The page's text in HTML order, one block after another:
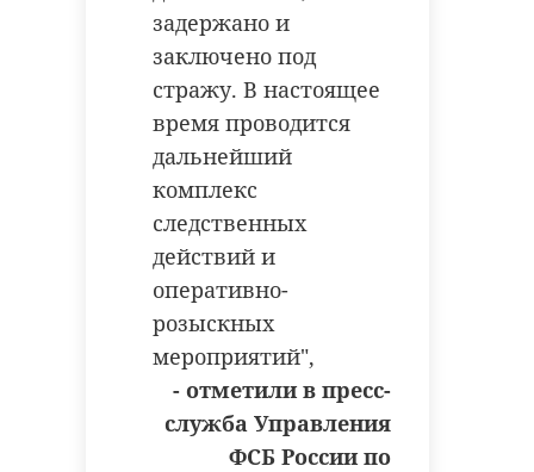
задержано и
заключено под
стражу. В настоящее
время проводится
дальнейший
комплекс
следственных
действий и
оперативно-
розыскных
мероприятий",
- отметили в пресс-
служба Управления
ФСБ России по